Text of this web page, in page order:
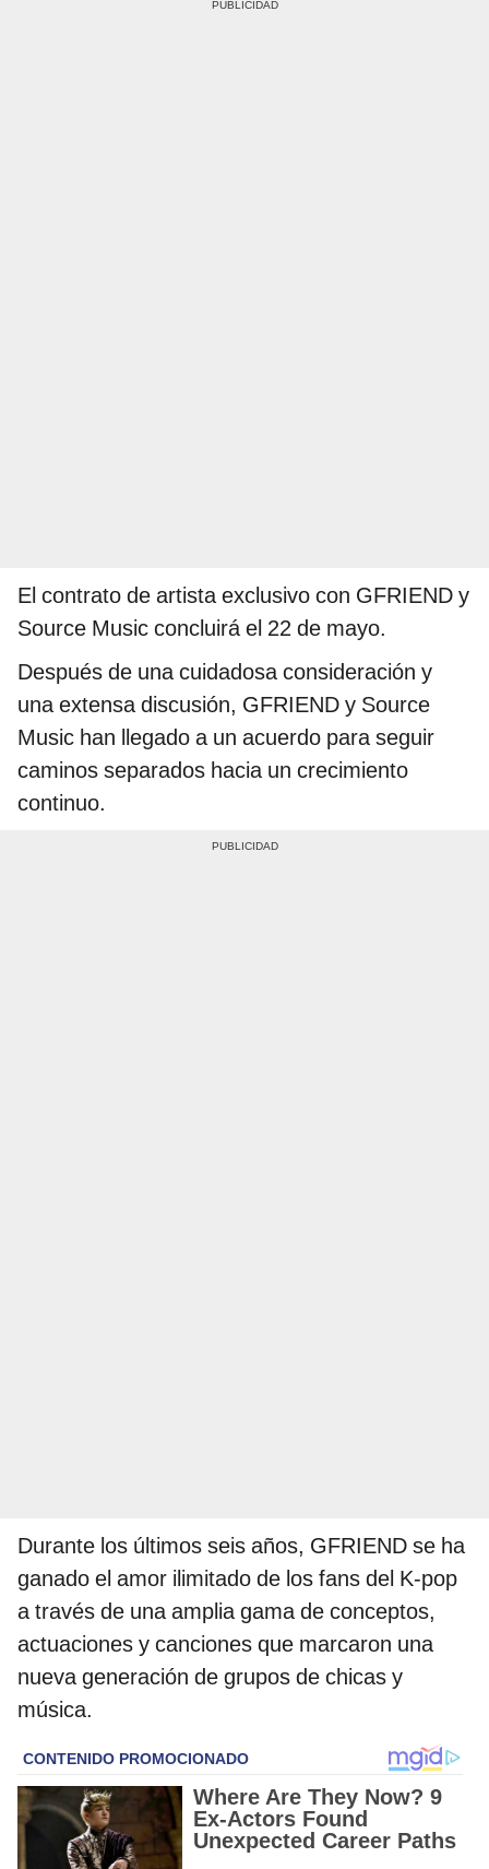
El contrato de artista exclusivo con GFRIEND y
Source Music concluirá el 22 de mayo.
Después de una cuidadosa consideración y
una extensa discusión, GFRIEND y Source
Music han llegado a un acuerdo para seguir
caminos separados hacia un crecimiento
continuo.
Durante los últimos seis años, GFRIEND se ha
ganado el amor ilimitado de los fans del K-pop
a través de una amplia gama de conceptos,
actuaciones y canciones que marcaron una
nueva generación de grupos de chicas y
música.